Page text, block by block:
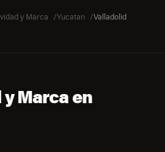
y Marca Yucatan Valladolid
Marca en